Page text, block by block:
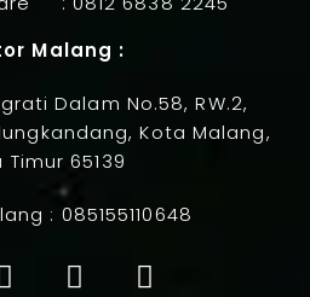
Malang :
Dalam No.58, RW.2,
Kota Malang,
Timur 65139
: 085155110648